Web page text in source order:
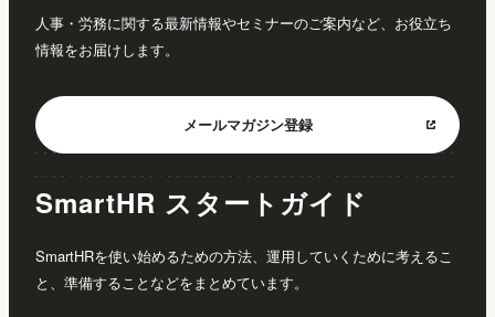
人事・労務に関する最新情報やセミナーのご案内など、お役立ち
情報をお届けします。
メールマガジン登録
SmartHR スタートガイド
SmartHRを使い始めるための方法、運用していくために考えるこ
と、準備することなどをまとめています。